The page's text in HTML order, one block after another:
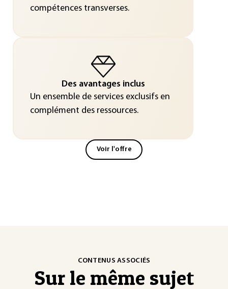
compétences transverses.
Des avantages inclus
Un ensemble de services exclusifs en
complément des ressources.
Voir l'offre
CONTENUS ASSOCIÉS
Sur le même sujet